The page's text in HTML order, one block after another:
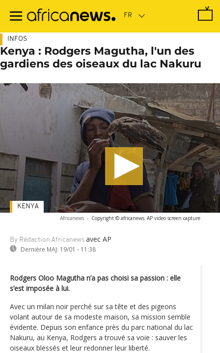
contenu
INFOS
Kenya : Rodgers Magutha, l'un des
gardiens des oiseaux du lac Nakuru
Africanews - Copyright © africanews AP video screen capture
By Rédaction Africanews avec AP
Dernière MAJ: 19/01 - 11:38
KENYA
Rodgers Oloo Magutha n’a pas choisi sa passion : elle
s’est imposée à lui.
Avec un milan noir perché sur sa tête et des pigeons
volant autour de sa modeste maison, sa mission semble
évidente. Depuis son enfance près du parc national du lac
Nakuru, au Kenya, Rodgers a trouvé sa voie : sauver les
oiseaux blessés et leur redonner leur liberté.